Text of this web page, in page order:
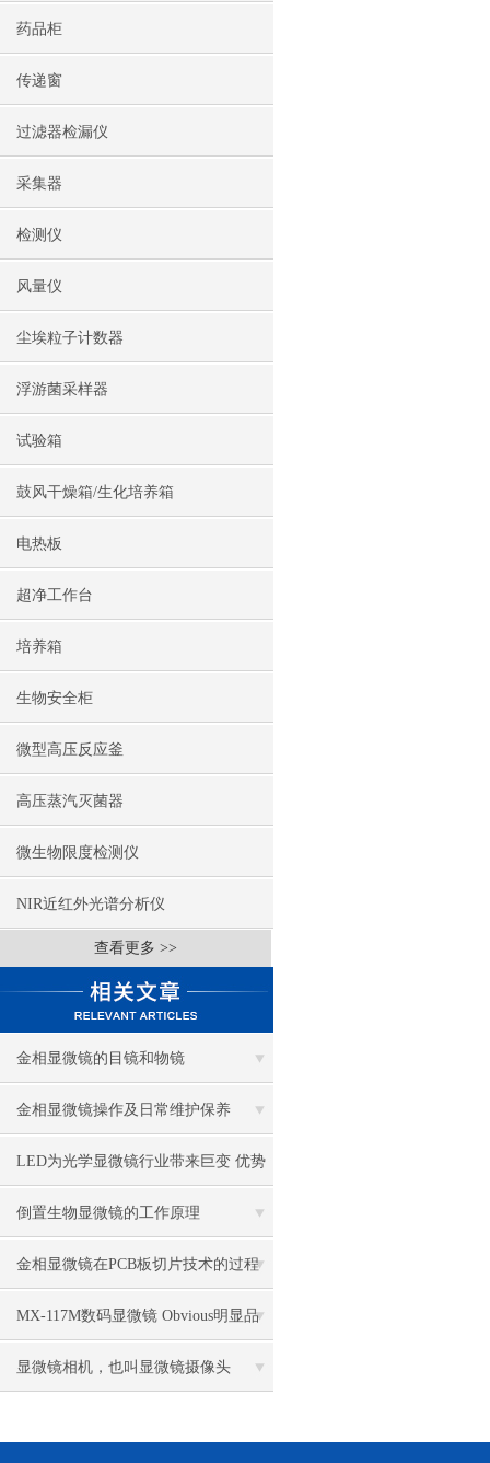
药品柜
传递窗
过滤器检漏仪
采集器
检测仪
风量仪
尘埃粒子计数器
浮游菌采样器
试验箱
鼓风干燥箱/生化培养箱
电热板
超净工作台
培养箱
生物安全柜
微型高压反应釜
高压蒸汽灭菌器
微生物限度检测仪
NIR近红外光谱分析仪
查看更多 >>
金相显微镜的目镜和物镜
金相显微镜操作及日常维护保养
LED为光学显微镜行业带来巨变 优势
比传统卤素更明显
倒置生物显微镜的工作原理
金相显微镜在PCB板切片技术的过程
控制中的作用
MX-117M数码显微镜 Obvious明显品
牌值得推荐
显微镜相机，也叫显微镜摄像头